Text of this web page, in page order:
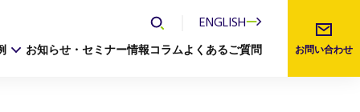
ENGLISH
お知らせ・セミナー情報コラムよくあるご質問 お問い合わせ